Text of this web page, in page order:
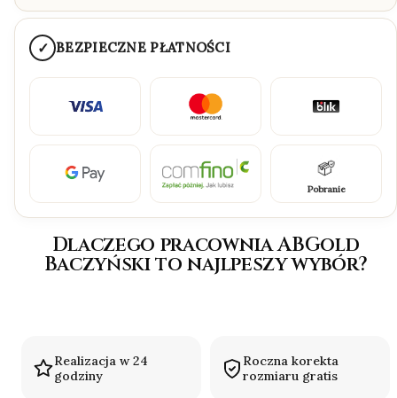
✓ BEZPIECZNE PŁATNOŚCI
Pobranie
Dlaczego pracownia ABGold
Baczyński to najlpeszy wybór?
Realizacja w 24
godziny
Roczna korekta
rozmiaru gratis